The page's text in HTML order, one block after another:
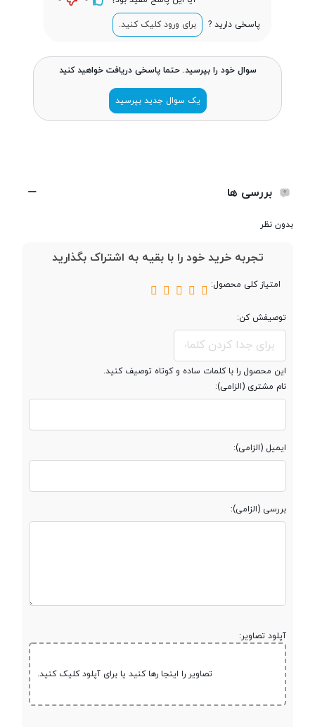
Comfort و فشارسنج دیجیتال بازویی
M6 AC برند امرون سازگار می باشد.
پاسخی دارید ? برای ورود کلیک کنید.
سوال خود را بپرسید. حتما پاسخی دریافت خواهید کنید
یک سوال جدید بپرسید
بررسی ها
بدون نظر
تجربه خرید خود را با بقیه به اشتراک بگذارید
امتیاز کلی محصول:
توصیفش کن:
این محصول را با کلمات ساده و کوتاه توصیف کنید.
نام مشتری (الزامی):
ایمیل (الزامی):
بررسی (الزامی):
آپلود تصاویر:
تصاویر را اینجا رها کنید یا برای آپلود کلیک کنید.